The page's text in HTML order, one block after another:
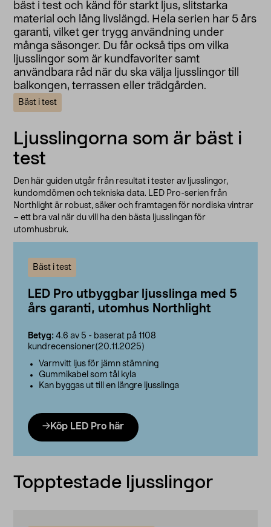
bäst i test och känd för starkt ljus, slitstarka
material och lång livslängd. Hela serien har 5 års
garanti, vilket ger trygg användning under
många säsonger. Du får också tips om vilka
ljusslingor som är kundfavoriter samt
användbara råd när du ska välja ljusslingor till
balkongen, terrassen eller trädgården.
Bäst i test
Ljusslingorna som är bäst i
test
Den här guiden utgår från resultat i tester av ljusslingor,
kundomdömen och tekniska data. LED Pro-serien från
Northlight är robust, säker och framtagen för nordiska vintrar
– ett bra val när du vill ha den bästa ljusslingan för
utomhusbruk.
Bäst i test
LED Pro utbyggbar ljusslinga med 5
års garanti, utomhus Northlight
Betyg: 4.6 av 5 - baserat på 1108
kundrecensioner(20.11.2025)
Varmvitt ljus för jämn stämning
Gummikabel som tål kyla
Kan byggas ut till en längre ljusslinga
Köp LED Pro här
Topptestade ljusslingor